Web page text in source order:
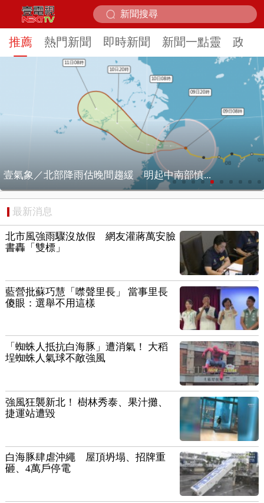
推薦 熱門新聞 即時新聞 新聞一點靈 政治
未戴安全帽被攔！ 朋友掛保證「沒喝酒」酒...
最新消息
北市風強雨驟沒放假 網友灌蔣萬安臉
書轟「雙標」
藍營批蘇巧慧「噤聲里長」 當事里長
傻眼：選舉不用這樣
「蜘蛛人抵抗白海豚」遭消氣！ 大稻
埕蜘蛛人氣球不敵強風
強風狂襲新北！ 樹林秀泰、果汁攤、
捷運站遭毀
白海豚肆虐沖繩 屋頂坍塌、招牌重
砸、4萬戶停電